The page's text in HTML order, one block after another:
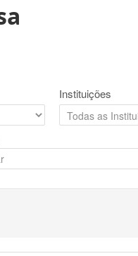
Instituições